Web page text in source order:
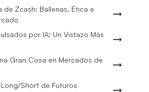
de Zcash: Ballenas, Ética e
por IA: Un Vistazo Más
Gran Cosa en Mercados de
Short de Futuros